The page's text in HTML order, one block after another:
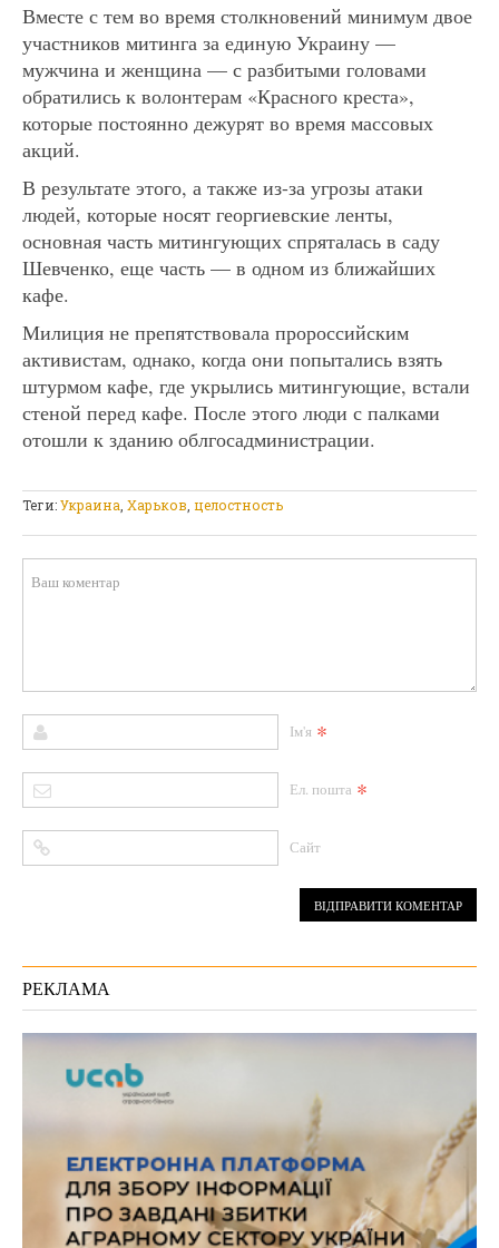
Вместе с тем во время столкновений минимум двое
участников митинга за единую Украину —
мужчина и женщина — с разбитыми головами
обратились к волонтерам «Красного креста»,
которые постоянно дежурят во время массовых
акций.
В результате этого, а также из-за угрозы атаки
людей, которые носят георгиевские ленты,
основная часть митингующих спряталась в саду
Шевченко, еще часть — в одном из ближайших
кафе.
Милиция не препятствовала пророссийским
активистам, однако, когда они попытались взять
штурмом кафе, где укрылись митингующие, встали
стеной перед кафе. После этого люди с палками
отошли к зданию облгосадминистрации.
Теги:Украина Харьков целостность
Ім'я *
Ел. пошта *
Сайт
РЕКЛАМА